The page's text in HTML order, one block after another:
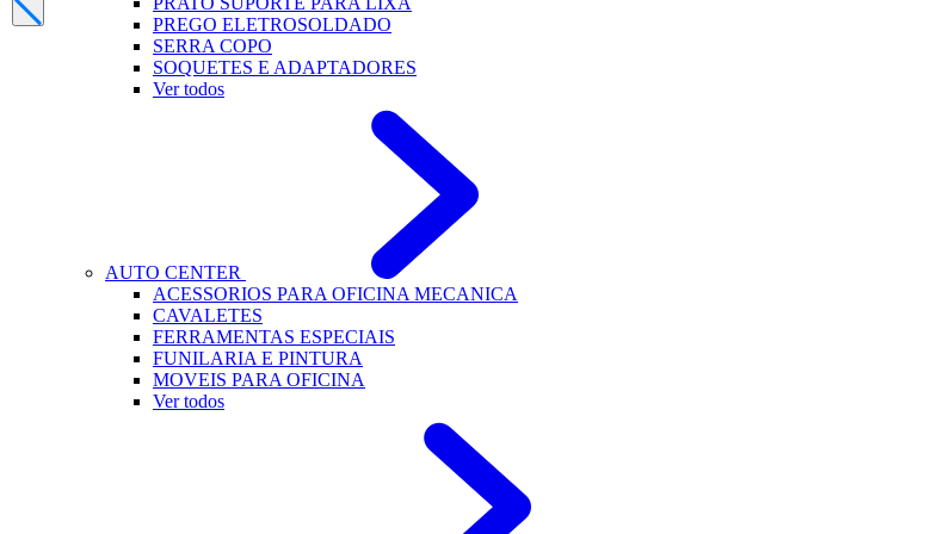
PREGO ELETROSOLDADO
SERRA COPO
SOQUETES E ADAPTADORES
Ver todos
AUTO CENTER
ACESSORIOS PARA OFICINA MECANICA
CAVALETES
FERRAMENTAS ESPECIAIS
FUNILARIA E PINTURA
MOVEIS PARA OFICINA
Ver todos